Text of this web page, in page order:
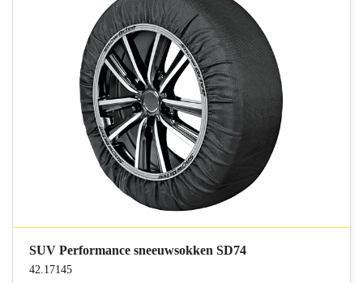
SUV Performance sneeuwsokken SD74
42.17145